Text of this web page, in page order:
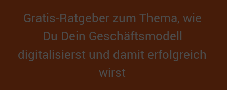
Gratis-Ratgeber zum Thema, wie
Du Dein Geschäftsmodell
digitalisierst und damit erfolgreich
wirst